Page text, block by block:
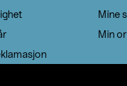
Mine
Min